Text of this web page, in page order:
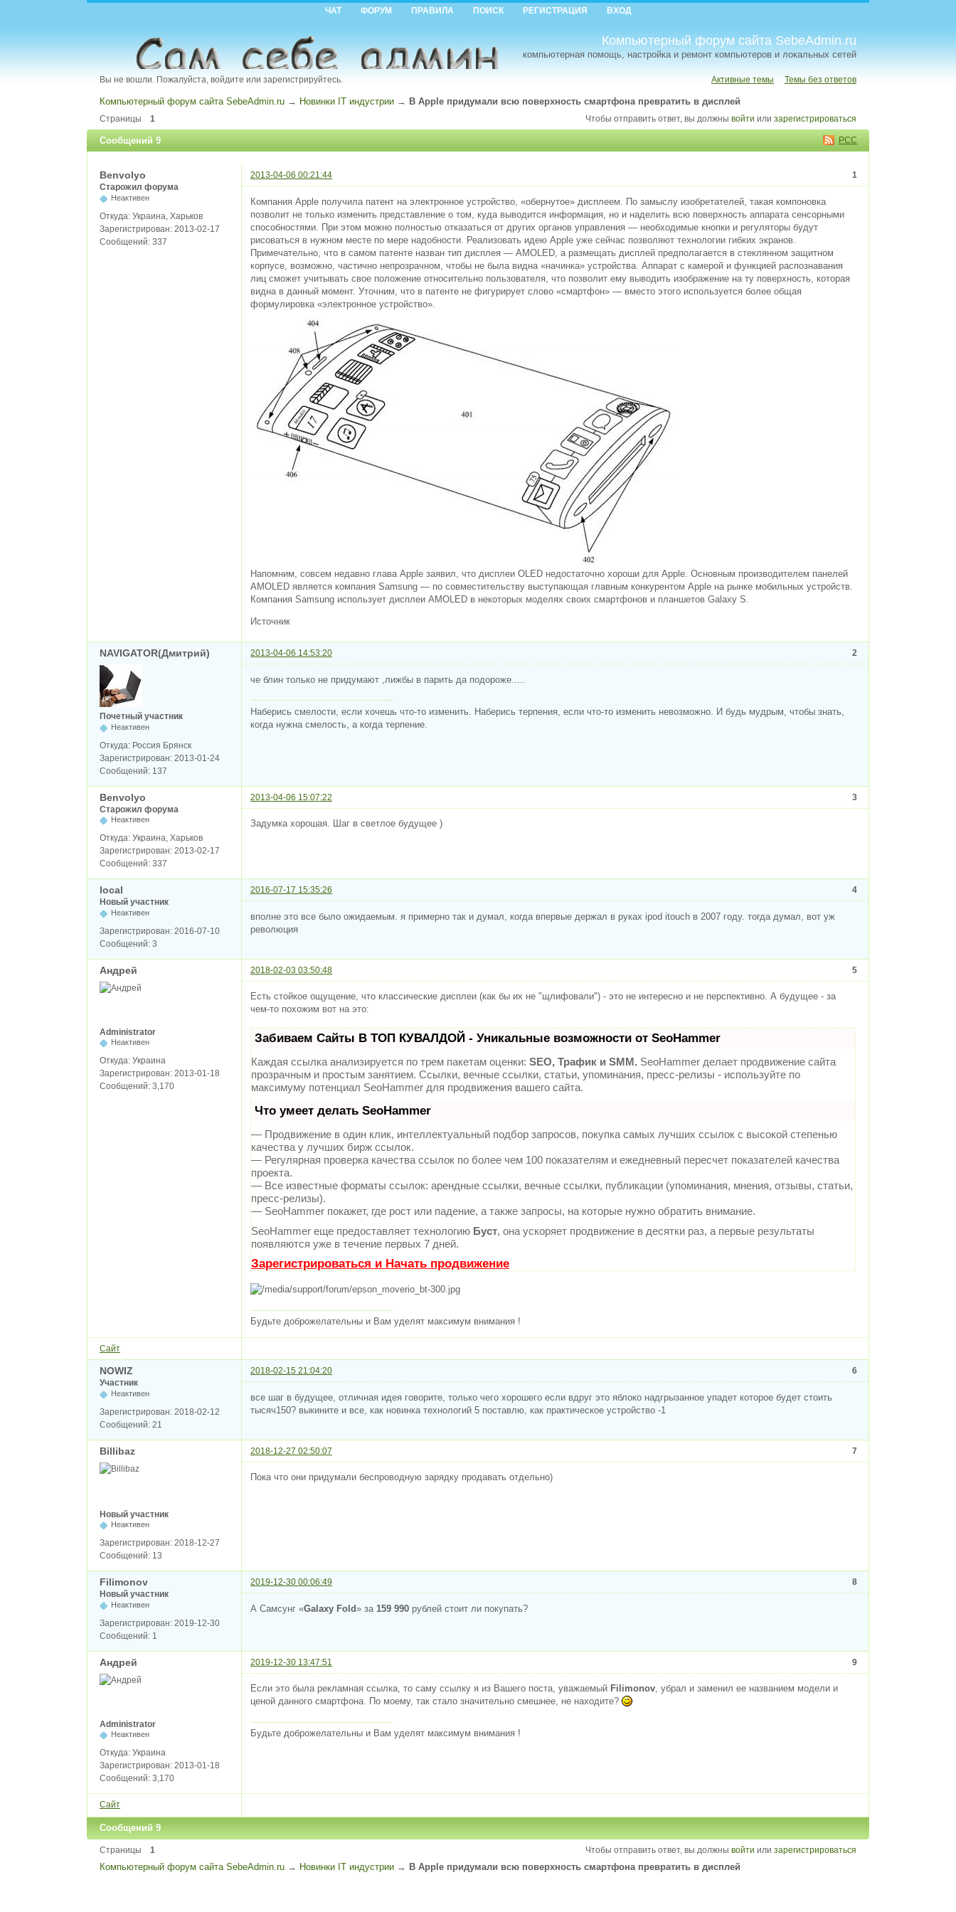
ЧАТ ФОРУМ ПРАВИЛА ПОИСК РЕГИСТРАЦИЯ ВХОД
Компьютерный форум сайта SebeAdmin.ru
компьютерная помощь, настройка и ремонт компьютеров и локальных сетей
Вы не вошли. Пожалуйста, войдите или зарегистрируйтесь. Активные темы Темы без ответов
Компьютерный форум сайта SebeAdmin.ru → Новинки IT индустрии → В Apple придумали всю поверхность смартфона превратить в дисплей
Страницы 1 Чтобы отправить ответ, вы должны войти или зарегистрироваться
РСС
Сообщений 9
1
Benvolyo
2013-04-06 00:21:44
Старожил форума
Неактивен
Откуда: Украина, Харьков
Зарегистрирован: 2013-02-17
Сообщений: 337
Компания Apple получила патент на электронное устройство, «обернутое» дисплеем. По замыслу изобретателей, такая компоновка
позволит не только изменить представление о том, куда выводится информация, но и наделить всю поверхность аппарата сенсорными
способностями. При этом можно полностью отказаться от других органов управления — необходимые кнопки и регуляторы будут
рисоваться в нужном месте по мере надобности. Реализовать идею Apple уже сейчас позволяют технологии гибких экранов.
Примечательно, что в самом патенте назван тип дисплея — AMOLED, а размещать дисплей предполагается в стеклянном защитном
корпусе, возможно, частично непрозрачном, чтобы не была видна «начинка» устройства. Аппарат с камерой и функцией распознавания
лиц сможет учитывать свое положение относительно пользователя, что позволит ему выводить изображение на ту поверхность, которая
видна в данный момент. Уточним, что в патенте не фигурирует слово «смартфон» — вместо этого используется более общая
формулировка «электронное устройство».
Напомним, совсем недавно глава Apple заявил, что дисплеи OLED недостаточно хороши для Apple. Основным производителем панелей
AMOLED является компания Samsung — по совместительству выступающая главным конкурентом Apple на рынке мобильных устройств.
Компания Samsung использует дисплеи AMOLED в некоторых моделях своих смартфонов и планшетов Galaxy S.
Источник
2
NAVIGATOR(Дмитрий) 2013-04-06 14:53:20
Почетный участник
Неактивен
Откуда: Россия Брянск
Зарегистрирован: 2013-01-24
Сообщений: 137
че блин только не придумают ,лижбы в парить да подороже.....
Наберись смелости, если хочешь что-то изменить. Наберись терпения, если что-то изменить невозможно. И будь мудрым, чтобы знать,
когда нужна смелость, а когда терпение.
3
Benvolyo
2013-04-06 15:07:22
Старожил форума
Неактивен
Откуда: Украина, Харьков
Зарегистрирован: 2013-02-17
Сообщений: 337
Задумка хорошая. Шаг в светлое будущее )
4
local
2016-07-17 15:35:26
Новый участник
Неактивен
Зарегистрирован: 2016-07-10
Сообщений: 3
вполне это все было ожидаемым. я примерно так и думал, когда впервые держал в руках ipod itouch в 2007 году. тогда думал, вот уж
революция
5
Андрей 2018-02-03 03:50:48
Administrator
Неактивен
Откуда: Украина
Зарегистрирован: 2013-01-18
Сообщений: 3,170
Есть стойкое ощущение, что классические дисплеи (как бы их не "щлифовали") - это не интересно и не перспективно. А будущее - за
чем-то похожим вот на это:
Забиваем Сайты В ТОП КУВАЛДОЙ - Уникальные возможности от SeoHammer
Каждая ссылка анализируется по трем пакетам оценки: SEO, Трафик и SMM. SeoHammer делает продвижение сайта
прозрачным и простым занятием. Ссылки, вечные ссылки, статьи, упоминания, пресс-релизы - используйте по
максимуму потенциал SeoHammer для продвижения вашего сайта.
Что умеет делать SeoHammer
— Продвижение в один клик, интеллектуальный подбор запросов, покупка самых лучших ссылок с высокой степенью
качества у лучших бирж ссылок.
— Регулярная проверка качества ссылок по более чем 100 показателям и ежедневный пересчет показателей качества
проекта.
— Все известные форматы ссылок: арендные ссылки, вечные ссылки, публикации (упоминания, мнения, отзывы, статьи,
пресс-релизы).
— SeoHammer покажет, где рост или падение, а также запросы, на которые нужно обратить внимание.
SeoHammer еще предоставляет технологию Буст, она ускоряет продвижение в десятки раз, а первые результаты
появляются уже в течение первых 7 дней.
Зарегистрироваться и Начать продвижение
Будьте доброжелательны и Вам уделят максимум внимания !
Сайт
6
NOWIZ
2018-02-15 21:04:20
Участник
Неактивен
Зарегистрирован: 2018-02-12
Сообщений: 21
все шаг в будущее, отличная идея говорите, только чего хорошего если вдруг это яблоко надгрызанное упадет которое будет стоить
тысяч150? выкините и все, как новинка технологий 5 поставлю, как практическое устройство -1
7
Billibaz 2018-12-27 02:50:07
Новый участник
Неактивен
Зарегистрирован: 2018-12-27
Сообщений: 13
Пока что они придумали беспроводную зарядку продавать отдельно)
8
Filimonov
2019-12-30 00:06:49
Новый участник
Неактивен
Зарегистрирован: 2019-12-30
Сообщений: 1
А Самсунг «Galaxy Fold» за 159 990 рублей стоит ли покупать?
9
Андрей 2019-12-30 13:47:51
Administrator
Неактивен
Откуда: Украина
Зарегистрирован: 2013-01-18
Сообщений: 3,170
Если это была рекламная ссылка, то саму ссылку я из Вашего поста, уважаемый Filimonov, убрал и заменил ее названием модели и
ценой данного смартфона. По моему, так стало значительно смешнее, не находите?
Будьте доброжелательны и Вам уделят максимум внимания !
Сайт
Сообщений 9
Страницы 1 Чтобы отправить ответ, вы должны войти или зарегистрироваться
Компьютерный форум сайта SebeAdmin.ru → Новинки IT индустрии → В Apple придумали всю поверхность смартфона превратить в дисплей